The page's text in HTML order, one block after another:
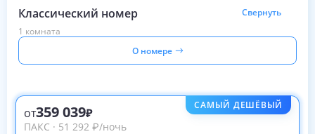
Классический номер
Свернуть
1 комната
О номере
САМЫЙ ДЕШЁВЫЙ
от359 039
ПАКС · 51 292 ₽/ночь